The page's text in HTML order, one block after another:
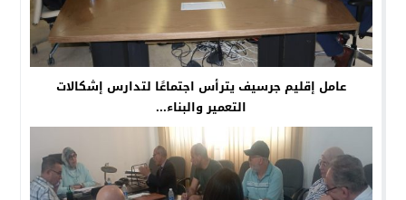
عامل إقليم جرسيف يترأس اجتماعًا لتدارس إشكالات
التعمير والبناء...